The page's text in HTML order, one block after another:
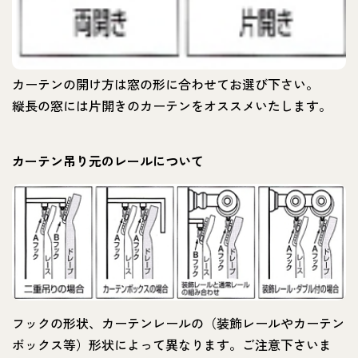
カーテンの開け方は窓の形に合わせてお選び下さい。
縦長の窓には片開きのカーテンをオススメいたします。
カーテン吊り元のレールについて
フックの形状、カーテンレールの（装飾レールやカーテン
ボックス等）形状によって異なります。ご注意下さいま